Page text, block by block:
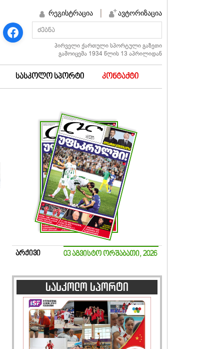
რეგისტრაცია ავტორიზაცია
პირველი ქართული სპორტული გაზეთი
გამოიცემა 1934 წლის 13 აპრილიდან
სასკოლო სპორტი კონტაქტი
არქივი 03 აგვისტო ორშაბათი, 2026
სასკოლო სპორტი